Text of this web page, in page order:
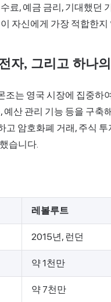
료, 예금 금리, 기대했던
자신에게 가장 적합한지
자, 그리고 하나
조는 영국 시장에 집중하
산 관리 기능 등을 구축
암호화폐 거래, 주식
습니다.
레볼루트
2015년, 런던
약 1천만
약 7천만